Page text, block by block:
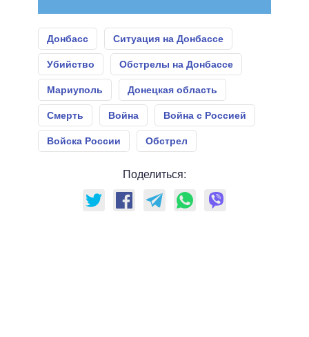
Донбасс Ситуация на Донбассе
Убийство Обстрелы на Донбассе
Мариуполь Донецкая область
Смерть Война Война с Россией
Войска России Обстрел
Поделиться: